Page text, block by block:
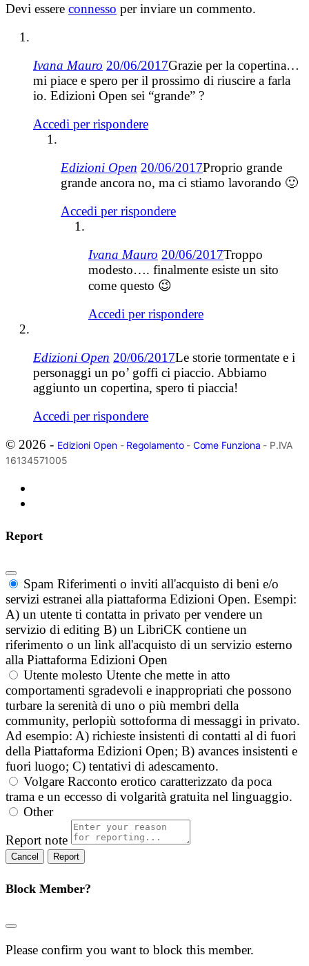
Devi essere connesso per inviare un commento.
Ivana Mauro 20/06/2017Grazie per la copertina…
mi piace e spero per il prossimo di riuscire a farla
io. Edizioni Open sei “grande” ?
Accedi per rispondere
Edizioni Open 20/06/2017Proprio grande
grande ancora no, ma ci stiamo lavorando 🙂
Accedi per rispondere
Ivana Mauro 20/06/2017Troppo
modesto…. finalmente esiste un sito
come questo 😉
Accedi per rispondere
Edizioni Open 20/06/2017Le storie tormentate e i
personaggi un po’ goffi ci piaccio. Abbiamo
aggiunto un copertina, spero ti piaccia!
Accedi per rispondere
© 2026 - Edizioni Open- Regolamento- Come Funziona - P.IVA
16134571005
Report
Spam Riferimenti o inviti all'acquisto di beni e/o
servizi estranei alla piattaforma Edizioni Open. Esempi:
A) un utente ti contatta in privato per vendere un
servizio di editing B) un LibriCK contiene un
riferimento o un link all'acquisto di un servizio esterno
alla Piattaforma Edizioni Open
Utente molesto Utente che mette in atto
comportamenti sgradevoli e inappropriati che possono
turbare la serenità di uno o più membri della
community, perlopiù sottoforma di messaggi in privato.
Ad esempio: A) richieste insistenti di contatti al di fuori
della Piattaforma Edizioni Open; B) avances insistenti e
fuori luogo; C) tentativi di adescamento.
Volgare Racconto erotico caratterizzato da poca
trama e un eccesso di volgarità gratuita nel linguaggio.
Other
Report note
Report
Block Member?
Please confirm you want to block this member.